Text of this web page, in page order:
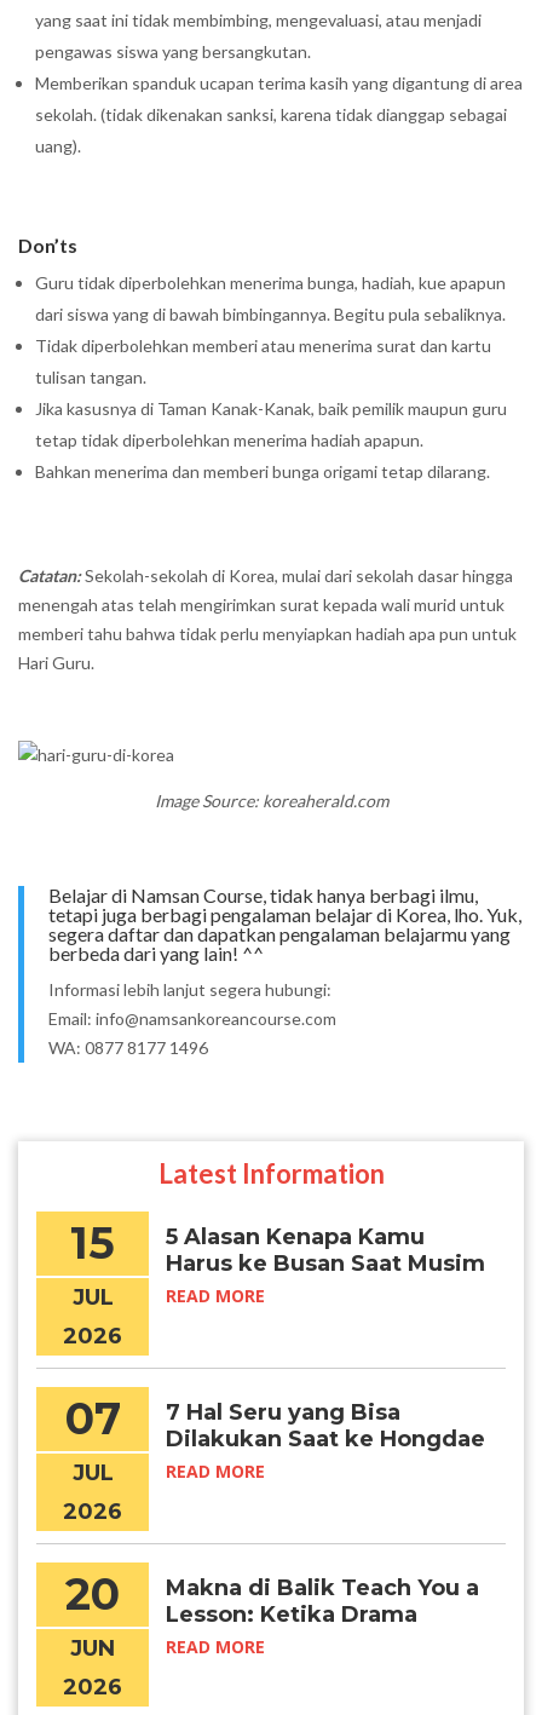
yang saat ini tidak membimbing, mengevaluasi, atau menjadi
pengawas siswa yang bersangkutan.
Memberikan spanduk ucapan terima kasih yang digantung di area
sekolah. (tidak dikenakan sanksi, karena tidak dianggap sebagai
uang).
Don’ts
Guru tidak diperbolehkan menerima bunga, hadiah, kue apapun
dari siswa yang di bawah bimbingannya. Begitu pula sebaliknya.
Tidak diperbolehkan memberi atau menerima surat dan kartu
tulisan tangan.
Jika kasusnya di Taman Kanak-Kanak, baik pemilik maupun guru
tetap tidak diperbolehkan menerima hadiah apapun.
Bahkan menerima dan memberi bunga origami tetap dilarang.
Catatan:Sekolah-sekolah di Korea, mulai dari sekolah dasar hingga
menengah atas telah mengirimkan surat kepada wali murid untuk
memberi tahu bahwa tidak perlu menyiapkan hadiah apa pun untuk
Hari Guru.
Image Source: koreaherald.com
Belajar di Namsan Course, tidak hanya berbagi ilmu,
tetapi juga berbagi pengalaman belajar di Korea, lho.Yuk,
segera daftar dan dapatkan pengalaman belajarmu yang
berbeda dari yang lain! ^^
Informasi lebih lanjut segera hubungi:
Email: info@namsankoreancourse.com
WA: 0877 8177 1496
Latest Information
15
JUL
2026
5 Alasan Kenapa Kamu
Harus ke Busan Saat Musim
Panas
READ MORE
07
JUL
2026
7 Hal Seru yang Bisa
Dilakukan Saat ke Hongdae
READ MORE
20
JUN
2026
Makna di Balik Teach You a
Lesson: Ketika Drama
Menjadi Awal Mimpi Belajar
READ MORE